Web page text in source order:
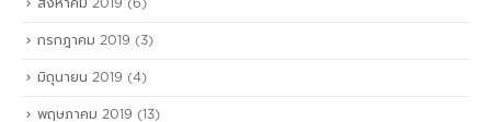
สิงหาคม 2019 (6)
กรกฎาคม 2019 (3)
มิถุนายน 2019 (4)
พฤษภาคม 2019 (13)